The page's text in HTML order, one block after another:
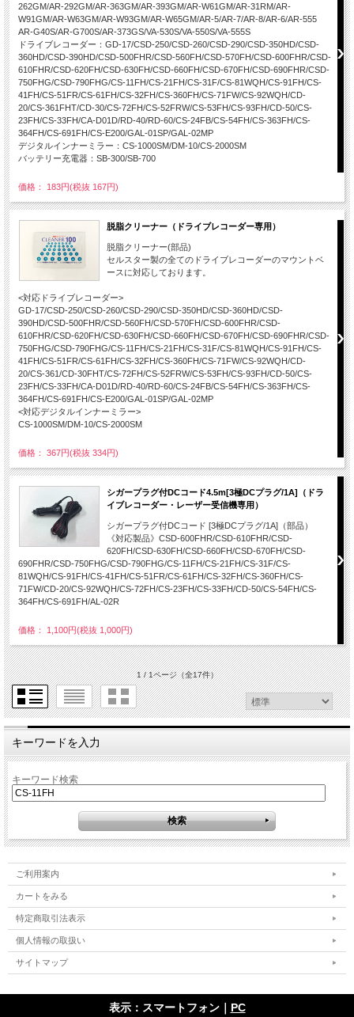
262GM/AR-292GM/AR-363GM/AR-393GM/AR-W61GM/AR-31RM/AR-
W91GM/AR-W63GM/AR-W93GM/AR-W65GM/AR-5/AR-7/AR-8/AR-6/AR-555
AR-G40S/AR-G700S/AR-373GS/VA-530S/VA-550S/VA-555S
ドライブレコーダー：GD-17/CSD-250/CSD-260/CSD-290/CSD-350HD/CSD-
360HD/CSD-390HD/CSD-500FHR/CSD-560FH/CSD-570FH/CSD-600FHR/CSD-
610FHR/CSD-620FH/CSD-630FH/CSD-660FH/CSD-670FH/CSD-690FHR/CSD-
750FHG/CSD-790FHG/CS-11FH/CS-21FH/CS-31F/CS-81WQH/CS-91FH/CS-
41FH/CS-51FR/CS-61FH/CS-32FH/CS-360FH/CS-71FW/CS-92WQH/CD-
20/CS-361FHT/CD-30/CS-72FH/CS-52FRW/CS-53FH/CS-93FH/CD-50/CS-
23FH/CS-33FH/CA-D01D/RD-40/RD-60/CS-24FB/CS-54FH/CS-363FH/CS-
364FH/CS-691FH/CS-E200/GAL-01SP/GAL-02MP
デジタルインナーミラー：CS-1000SM/DM-10/CS-2000SM
バッテリー充電器：SB-300/SB-700
価格： 183円(税抜 167円)
脱脂クリーナー（ドライブレコーダー専用）
脱脂クリーナー(部品)
セルスター製の全てのドライブレコーダーのマウントベ
ースに対応しております。
<対応ドライブレコーダー>
GD-17/CSD-250/CSD-260/CSD-290/CSD-350HD/CSD-360HD/CSD-
390HD/CSD-500FHR/CSD-560FH/CSD-570FH/CSD-600FHR/CSD-
610FHR/CSD-620FH/CSD-630FH/CSD-660FH/CSD-670FH/CSD-690FHR/CSD-
750FHG/CSD-790FHG/CS-11FH/CS-21FH/CS-31F/CS-81WQH/CS-91FH/CS-
41FH/CS-51FR/CS-61FH/CS-32FH/CS-360FH/CS-71FW/CS-92WQH/CD-
20/CS-361/CD-30FHT/CS-72FH/CS-52FRW/CS-53FH/CS-93FH/CD-50/CS-
23FH/CS-33FH/CA-D01D/RD-40/RD-60/CS-24FB/CS-54FH/CS-363FH/CS-
364FH/CS-691FH/CS-E200/GAL-01SP/GAL-02MP
<対応デジタルインナーミラー>
CS-1000SM/DM-10/CS-2000SM
価格： 367円(税抜 334円)
シガープラグ付DCコード4.5m[3極DCプラグ/1A]（ドラ
イブレコーダー・レーザー受信機専用）
シガープラグ付DCコード [3極DCプラグ/1A]（部品）
《対応製品》CSD-600FHR/CSD-610FHR/CSD-
620FH/CSD-630FH/CSD-660FH/CSD-670FH/CSD-
690FHR/CSD-750FHG/CSD-790FHG/CS-11FH/CS-21FH/CS-31F/CS-
81WQH/CS-91FH/CS-41FH/CS-51FR/CS-61FH/CS-32FH/CS-360FH/CS-
71FW/CD-20/CS-92WQH/CS-72FH/CS-23FH/CS-33FH/CD-50/CS-54FH/CS-
364FH/CS-691FH/AL-02R
価格： 1,100円(税抜 1,000円)
1 / 1ページ（全17件）
キーワードを入力
キーワード検索
ご利用案内
カートをみる
特定商取引法表示
個人情報の取扱い
サイトマップ
表示：スマートフォン｜ PC